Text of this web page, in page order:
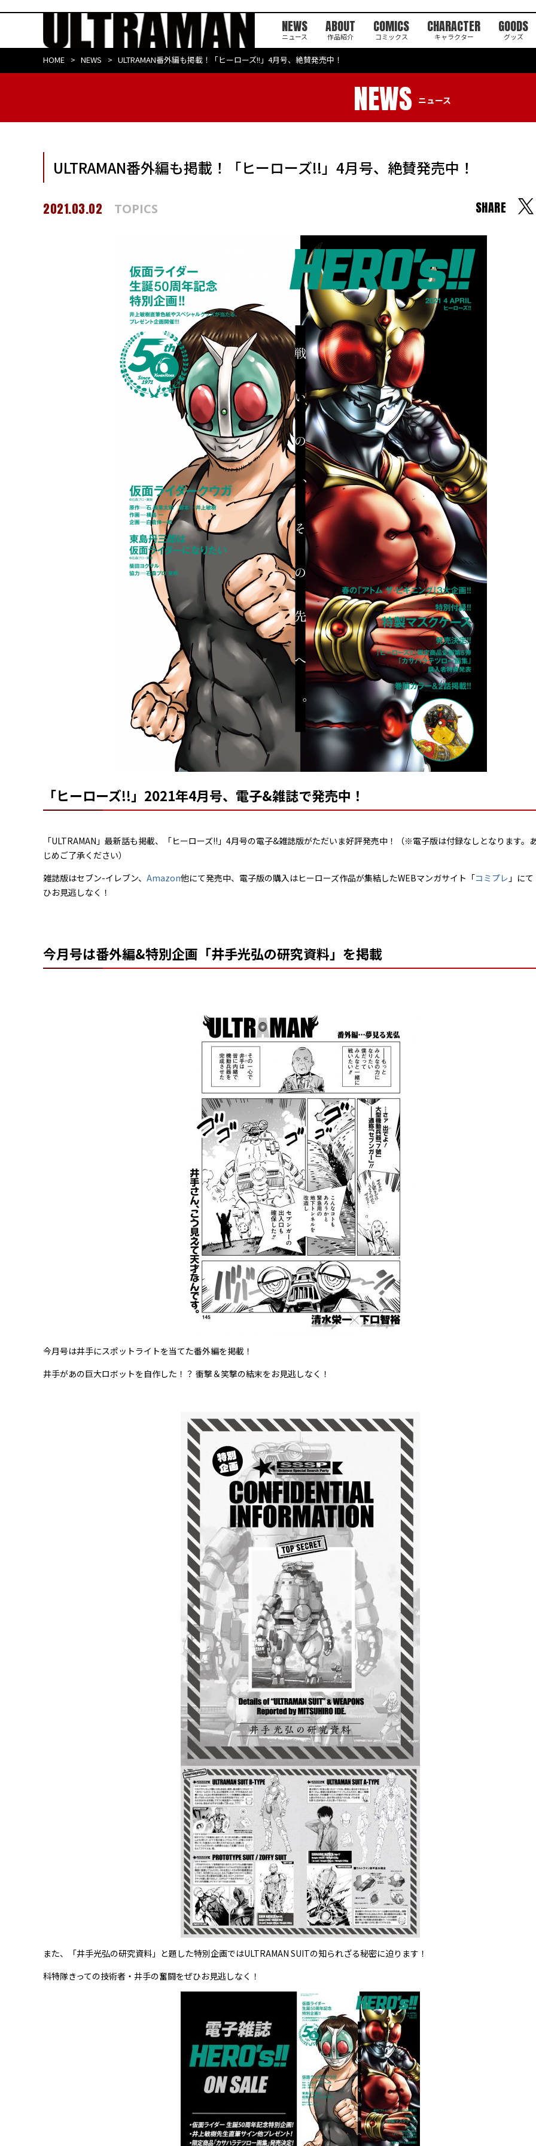
NEWS
ニュース
ABOUT
作品紹介
COMICS
コミックス
CHARACTER
キャラクター
GOODS
グッズ
HOME NEWS ULTRAMAN番外編も掲載！「ヒーローズ!!」4月号、絶賛発売中！
NEWS ニュース
ULTRAMAN番外編も掲載！「ヒーローズ!!」4月号、絶賛発売中！
2021.03.02 TOPICS SHARE
「ヒーローズ!!」2021年4月号、電子&雑誌で発売中！
「ULTRAMAN」最新話も掲載、「ヒーローズ!!」4月号の電子&雑誌版がただいま好評発売中！（※電子版は付録なしとなります。
じめご了承ください）
雑誌版はセブン-イレブン、 Amazon他にて発売中、電子版の購入はヒーローズ作品が集結したWEBマンガサイト「コミプレ 」に
ひお見逃しなく！
今月号は番外編&特別企画「井手光弘の研究資料」を掲載
今月号は井手にスポットライトを当てた番外編を掲載！
井手があの巨大ロボットを自作した！？ 衝撃＆笑撃の結末をお見逃しなく！
また、「井手光弘の研究資料」と題した特別企画ではULTRAMAN SUITの知られざる秘密に迫ります！
科特隊きっての技術者・井手の奮闘をぜひお見逃しなく！